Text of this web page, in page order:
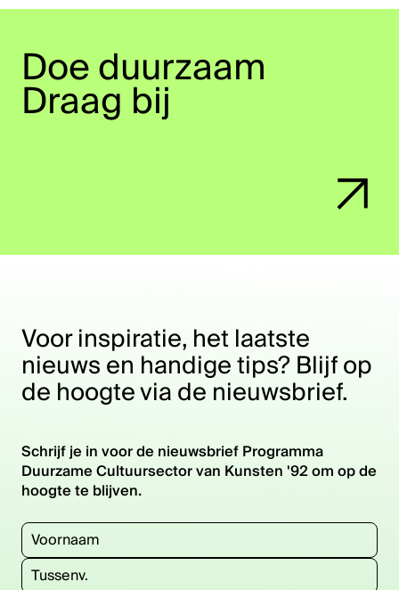
Doe duurzaam
Draag bij
Voor inspiratie, het laatste
nieuws en handige tips? Blijf op
de hoogte via de nieuwsbrief.
Schrijf je in voor de nieuwsbrief Programma
Duurzame Cultuursector van Kunsten '92 om op de
hoogte te blijven.